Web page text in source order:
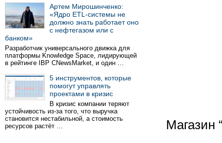
Артем Мирошинченко:
«Ядро ETL-системы не
должно знать работает оно
с нефтегазом или с
банком»
Разработчик универсального движка для
платформы Knowledge Space, лидирующей
в рейтинге IBP CNewsMarket, и один …
5 инструментов, которые
помогут управлять
проектами в кризис
В кризис компании теряют
устойчивость из-за того, что выручка
становится нестабильной, а стоимость
ресурсов растёт …
Магазин